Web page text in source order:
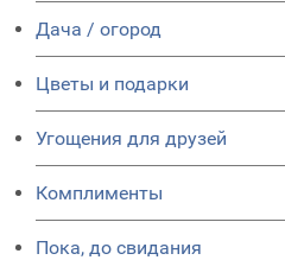
Дача / огород
Цветы и подарки
Угощения для друзей
Комплименты
Пока, до свидания